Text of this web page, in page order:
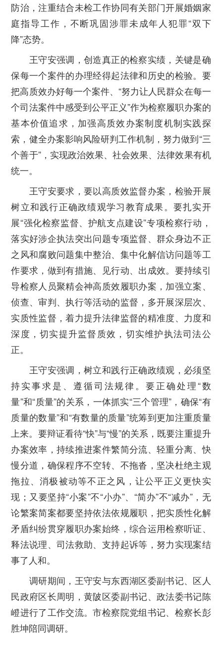
防治，注重结合未检工作协同有关部门开展婚姻家
庭指导工作，不断巩固涉罪未成年人犯罪“双下
降”态势。
王守安强调，创造真正的检察实绩，关键是确
保每一个案件的办理经得起法律和历史的检验。要
把高质效办好每一个案件、“努力让人民群众在每一
个司法案件中感受到公平正义”作为检察履职办案的
基本价值追求，加强高质效办案制度机制实践探
索，健全办案影响风险研判工作机制，努力做到“三
个善于”，实现政治效果、社会效果、法律效果有机
统一。
王守安要求，要以高质效监督办案，检验开展
树立和践行正确政绩观学习教育成果。要扎实开
展“强化检察监督、护航支点建设”专项检察行动，
落实好涉企执法突出问题专项监督、群众身边不正
之风和腐败问题集中整治、集中化解信访问题等工
作要求，做到有措施、见行动、出成效。要持续引
导检察人员聚精会神高质效履职办案，加强立案、
侦查、审判、执行等活动的监督，多开展深层次、
实质性监督，着力提升法律监督的精准度、力度和
深度，切实提升监督质效，切实维护执法司法公
正。
王守安强调，树立和践行正确政绩观，必须坚
持实事求是、遵循司法规律。要正确处理“数
量”和“质量”的关系，一体抓实“三个管理” ，确保“有
质量的数量”和“有数量的质量”统筹到更加注重质量
上来。要辩证看待“快”与“慢”的关系，既要注重提升
办案效率，持续推进案件繁简分流、轻重分离、快
慢分道，确保程序不空转、不拖沓，坚决杜绝主观
拖拉、消极被动等不正之风，让公平正义更快实
现；又要坚持“小案”不“小办”、 “简办”不“减办”，无
论繁案简案都要坚持依法依规履职，把实质性化解
矛盾纠纷贯穿履职办案始终，综合运用检察听证、
释法说理、司法救助、支持起诉等，努力实现案结
事了人和。
调研期间，王守安与东西湖区委副书记、区人
民政府区长周明，黄陂区委副书记、政法委书记陈
嶝进行了工作交流。市检察院党组书记、检察长彭
胜坤陪同调研。